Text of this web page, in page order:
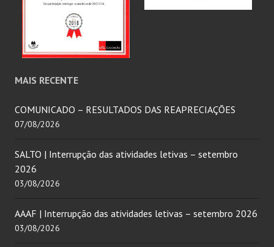
MAIS RECENTE
COMUNICADO – RESULTADOS DAS REAPRECIAÇÕES
07/08/2026
SALTO | Interrupção das atividades letivas – setembro
2026
03/08/2026
AAAF | Interrupção das atividades letivas – setembro 2026
03/08/2026